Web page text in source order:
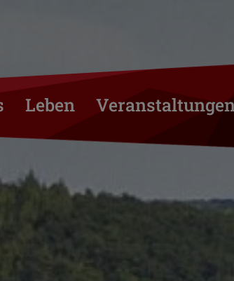
Leben